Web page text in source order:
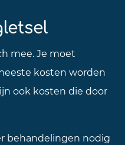
mee. Je moet
kosten worden
ook kosten die door
behandelingen nodig